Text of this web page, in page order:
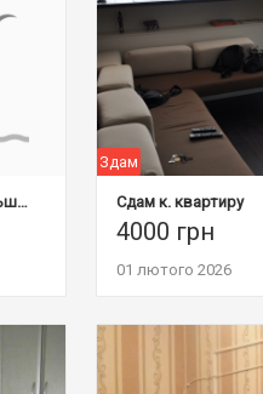
Сдам посуточно 3-х комнатную квартиру с большой кухней
Здам
Сдам к. квартиру
4000 грн
01 лютого 2026